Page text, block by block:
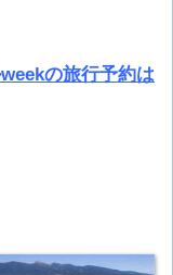
の旅行予約は